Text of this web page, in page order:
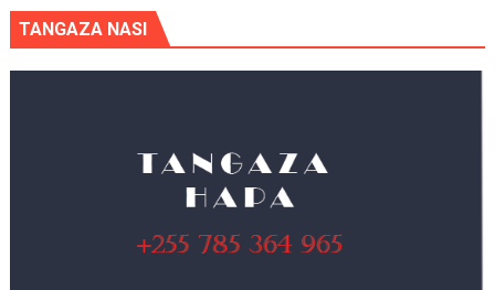
TANGAZA NASI